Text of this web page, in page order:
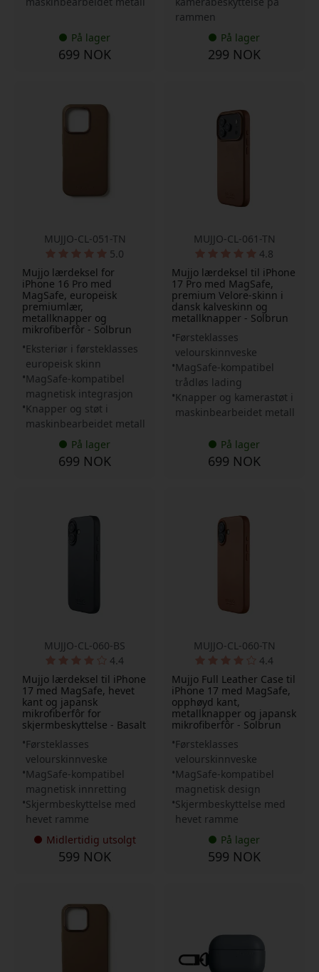
På lager
699 NOK
rammen
På lager
299 NOK
MUJJO-CL-051-TN
5.0
Mujjo lærdeksel for
iPhone 16 Pro med
MagSafe, europeisk
premiumlær,
metallknapper og
mikrofiberfôr - Solbrun
Eksteriør i førsteklasses
europeisk skinn
MagSafe-kompatibel
magnetisk integrasjon
Knapper og støt i
maskinbearbeidet metall
På lager
699 NOK
MUJJO-CL-061-TN
4.8
Mujjo lærdeksel til iPhone
17 Pro med MagSafe,
premium Velore-skinn i
dansk kalveskinn og
metallknapper - Solbrun
Førsteklasses
velourskinnveske
MagSafe-kompatibel
trådløs lading
Knapper og kamerastøt i
maskinbearbeidet metall
På lager
699 NOK
MUJJO-CL-060-BS
4.4
Mujjo lærdeksel til iPhone
17 med MagSafe, hevet
kant og japansk
mikrofiberfôr for
skjermbeskyttelse - Basalt
Førsteklasses
velourskinnveske
MagSafe-kompatibel
magnetisk innretting
Skjermbeskyttelse med
hevet ramme
Midlertidig utsolgt
599 NOK
MUJJO-CL-060-TN
4.4
Mujjo Full Leather Case til
iPhone 17 med MagSafe,
opphøyd kant,
metallknapper og japansk
mikrofiberfôr - Solbrun
Førsteklasses
velourskinnveske
MagSafe-kompatibel
magnetisk design
Skjermbeskyttelse med
hevet ramme
På lager
599 NOK